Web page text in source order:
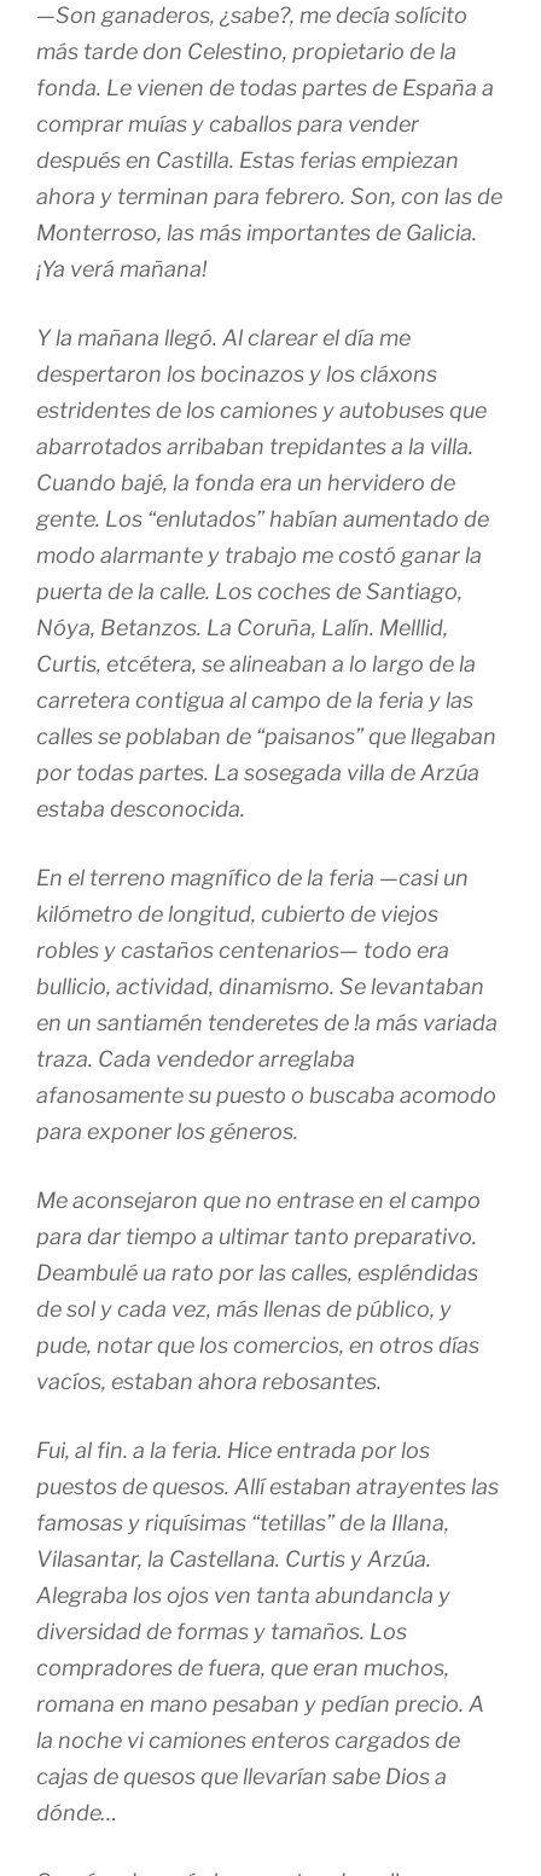
—Son ganaderos, ¿sabe?, me decía solícito
más tarde don Celestino, propietario de la
fonda. Le vienen de todas partes de España a
comprar muías y caballos para vender
después en Castilla. Estas ferias empiezan
ahora y terminan para febrero. Son, con las de
Monterroso, las más importantes de Galicia.
¡Ya verá mañana!
Y la mañana llegó. Al clarear el día me
despertaron los bocinazos y los cláxons
estridentes de los camiones y autobuses que
abarrotados arribaban trepidantes a la villa.
Cuando bajé, la fonda era un hervidero de
gente. Los “enlutados” habían aumentado de
modo alarmante y trabajo me costó ganar la
puerta de la calle. Los coches de Santiago,
Nóya, Betanzos. La Coruña, Lalín. Melllid,
Curtis, etcétera, se alineaban a lo largo de la
carretera contigua al campo de la feria y las
calles se poblaban de “paisanos” que llegaban
por todas partes. La sosegada villa de Arzúa
estaba desconocida.
En el terreno magnífico de la feria —casi un
kilómetro de longitud, cubierto de viejos
robles y castaños centenarios— todo era
bullicio, actividad, dinamismo. Se levantaban
en un santiamén tenderetes de !a más variada
traza. Cada vendedor arreglaba
afanosamente su puesto o buscaba acomodo
para exponer los géneros.
Me aconsejaron que no entrase en el campo
para dar tiempo a ultimar tanto preparativo.
Deambulé ua rato por las calles, espléndidas
de sol y cada vez, más llenas de público, y
pude, notar que los comercios, en otros días
vacíos, estaban ahora rebosantes.
Fui, al fin. a la feria. Hice entrada por los
puestos de quesos. Allí estaban atrayentes las
famosas y riquísimas “tetillas” de la Illana,
Vilasantar, la Castellana. Curtis y Arzúa.
Alegraba los ojos ven tanta abundancla y
diversidad de formas y tamaños. Los
compradores de fuera, que eran muchos,
romana en mano pesaban y pedían precio. A
la noche vi camiones enteros cargados de
cajas de quesos que llevarían sabe Dios a
dónde…